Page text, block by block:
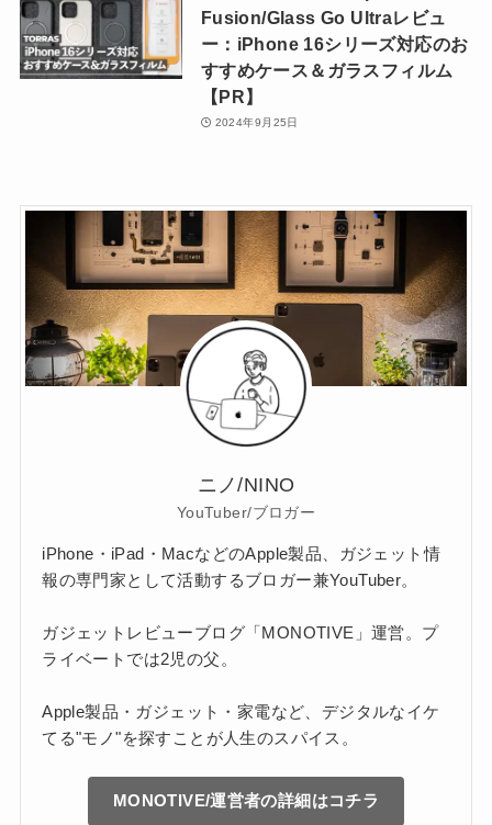
Fusion/Glass Go Ultraレビュ
ー：iPhone 16シリーズ対応のお
すすめケース＆ガラスフィルム
【PR】
2024年9月25日
ニノ/NINO
YouTuber/ブロガー
iPhone・iPad・MacなどのApple製品、ガジェット情
報の専門家として活動するブロガー兼YouTuber。
ガジェットレビューブログ「MONOTIVE」運営。プ
ライベートでは2児の父。
Apple製品・ガジェット・家電など、デジタルなイケ
てる"モノ"を探すことが人生のスパイス。
MONOTIVE/運営者の詳細はコチラ